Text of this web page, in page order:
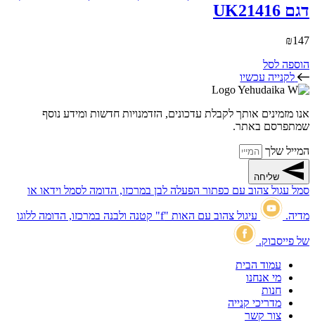
דגם UK21416
₪147
הוספה לסל
לקנייה עכשיו
אנו מזמינים אותך לקבלת עדכונים, הזדמנויות חדשות ומידע נוסף
שמתפרסם באתר.
המייל שלך
שליחה
סמל עגול צהוב עם כפתור הפעלה לבן במרכזו, הדומה לסמל וידאו או
מדיה. עיגול צהוב עם האות "f" קטנה ולבנה במרכזו, הדומה ללוגו
של פייסבוק.
עמוד הבית
מי אנחנו
חנות
מדריכי קנייה
צור קשר